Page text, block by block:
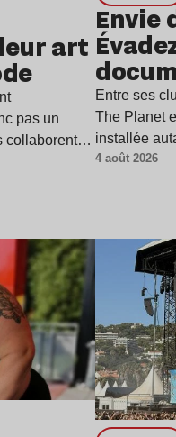
art
pas un
collaborent…
Envie
Entre ses
The Planet
installée
4 août 2026
Lire l’article